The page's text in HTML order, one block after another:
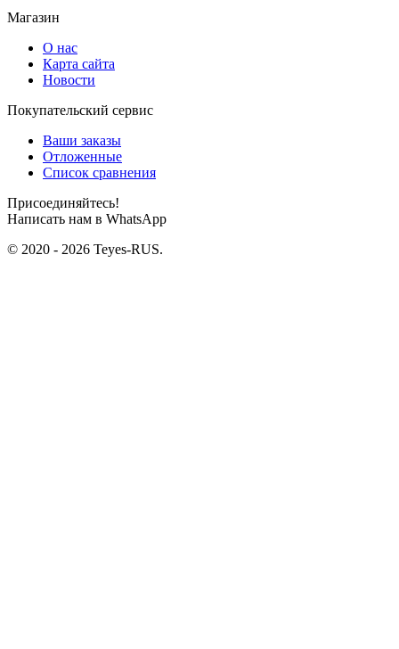
Магазин
О нас
Карта сайта
Новости
Покупательский сервис
Ваши заказы
Отложенные
Список сравнения
Присоединяйтесь!
Написать нам в WhatsApp
© 2020 - 2026 Teyes-RUS.